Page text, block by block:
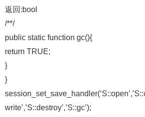
返回:bool
/**/
public static function gc(){
return TRUE;
}
}
write’,’S::destroy’,’S::gc’);